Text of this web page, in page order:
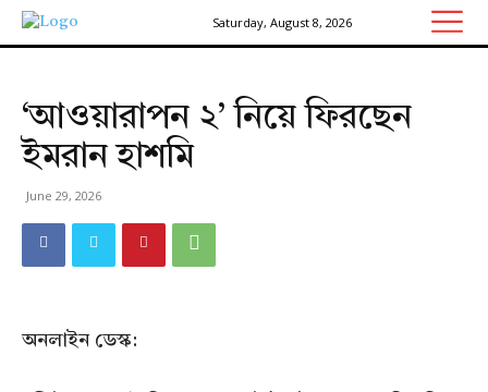
Saturday, August 8, 2026
‘আওয়ারাপন ২’ নিয়ে ফিরছেন
ইমরান হাশমি
June 29, 2026
অনলাইন ডেস্ক: